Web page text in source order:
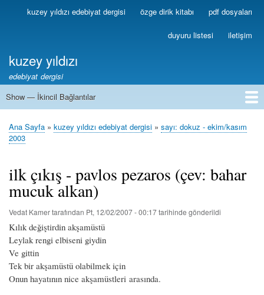
Ana
içeriğe
Birincilkuzey yıldızı edebiyat dergisi özge dirik kitabı pdf dosyaları
duyuru listesi iletişim
kuzey yıldızı
edebiyat dergisi
İkincil
Show — İkincil Bağlantılar
1
2
3
4
5
6
7
8
9
10
11
12
13
Sayfa
Ana Sayfa kuzey yıldızı edebiyat dergisi
sayı: dokuz - ekim/kasım
2003
ilk çıkış - pavlos pezaros (çev: bahar
mucuk alkan)
Vedat Kamertarafından Pt, 12/02/2007 - 00:17tarihinde gönderildi
Kılık değiştirdin akşamüstü
Leylak rengi elbiseni giydin
Ve gittin
Tek bir akşamüstü olabilmek için
Onun hayatının nice akşamüstleri arasında.